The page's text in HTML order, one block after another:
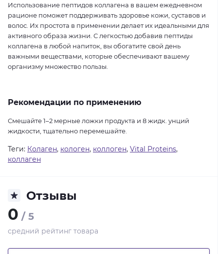
Использование пептидов коллагена в вашем ежедневном
рационе поможет поддерживать здоровье кожи, суставов и
волос. Их простота в применении делает их идеальными для
активного образа жизни. С легкостью добавив пептиды
коллагена в любой напиток, вы обогатите свой день
важными веществами, которые обеспечивают вашему
организму множество пользы.
Рекомендации по применению
Смешайте 1–2 мерные ложки продукта и 8 жидк. унций
жидкости, тщательно перемешайте.
Теги: Колаген, кологен, коллоген, Vital Proteins,
коллаген
Отзывы
0 / 5
средний рейтинг товара